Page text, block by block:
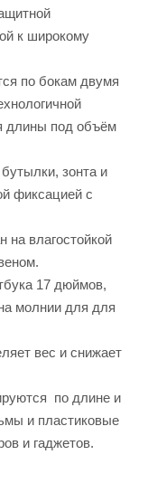
к широкому
по бокам двумя
длины под объём
зонта и
фиксацией с
на влагостойкой
17 дюймов,
молнии для для
вес и снижает
по длине и
и пластиковые
и гаджетов.